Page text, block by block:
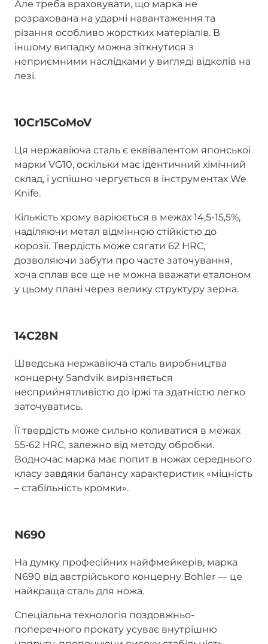
Але треба враховувати, що марка не
розрахована на ударні навантаження та
різання особливо жорстких матеріалів. В
іншому випадку можна зіткнутися з
неприємними наслідками у вигляді відколів на
лезі.
10Cr15CoMoV
Ця нержавіюча сталь є еквівалентом японської
марки VG10, оскільки має ідентичний хімічний
склад, і успішно чергується в інструментах We
Knife.
Кількість хрому варіюється в межах 14,5-15,5%,
наділяючи метал відмінною стійкістю до
корозії. Твердість може сягати 62 HRC,
дозволяючи забути про часте заточування,
хоча сплав все ще не можна вважати еталоном
у цьому плані через велику структуру зерна.
14C28N
Шведська нержавіюча сталь виробництва
концерну Sandvik вирізняється
несприйнятливістю до іржі та здатністю легко
заточуватись.
Її твердість може сильно коливатися в межах
55-62 HRC, залежно від методу обробки.
Водночас марка має попит в ножах середнього
класу завдяки балансу характеристик «міцність
– стабільність кромки».
N690
На думку професійних найфмейкерів, марка
N690 від австрійського концерну Bohler — це
найкраща сталь для ножа.
Спеціальна технологія поздовжньо-
поперечного прокату усуває внутрішню